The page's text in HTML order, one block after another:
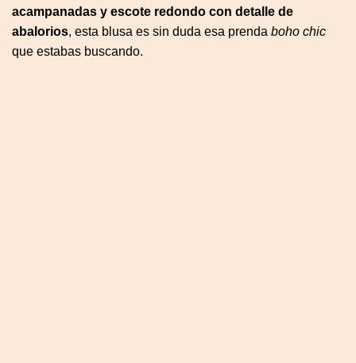
acampanadas y escote redondo con detalle de
abalorios, esta blusa es sin duda esa prenda boho chic
que estabas buscando.